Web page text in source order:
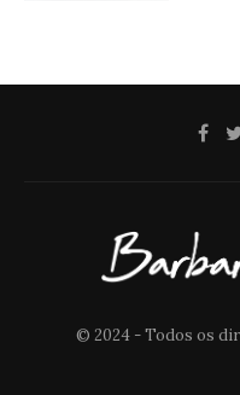
© 2024 - Todos os